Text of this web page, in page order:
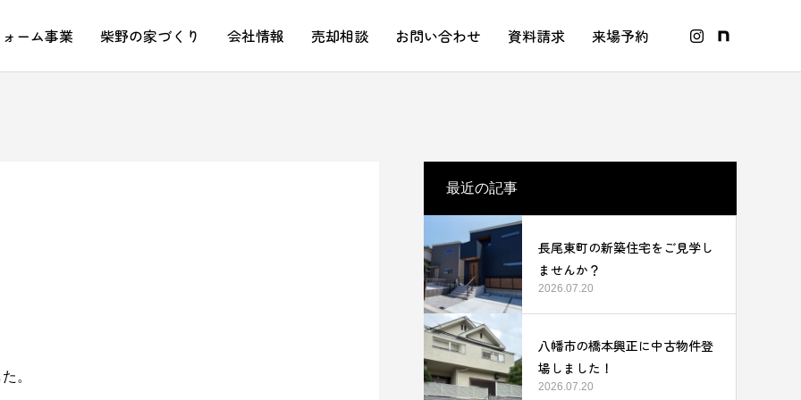
ーム事業 柴野の家づくり 会社情報 売却相談 お問い合わせ 資料請求 来場予約
。
最近の記事
長尾東町の新築住宅をご見学し
ませんか？
2026.07.20
八幡市の橋本興正に中古物件登
場しました！
2026.07.20